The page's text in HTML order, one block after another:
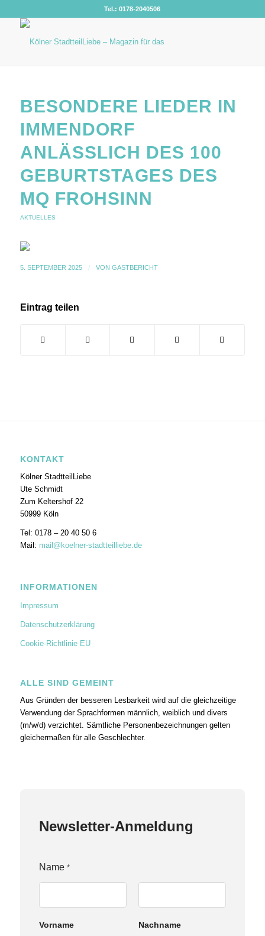
Tel.: 0178-2040506
BESONDERE LIEDER IN
IMMENDORF
ANLÄSSLICH DES 100
GEBURTSTAGES DES
MQ FROHSINN
AKTUELLES
5. SEPTEMBER 2025 / VON GASTBERICHT
Eintrag teilen
KONTAKT
Kölner StadtteilLiebe
Ute Schmidt
Zum Keltershof 22
50999 Köln
Tel: 0178 – 20 40 50 6
Mail: mail@koelner-stadtteilliebe.de
INFORMATIONEN
Impressum
Datenschutzerklärung
Cookie-Richtlinie EU
ALLE SIND GEMEINT
Aus Gründen der besseren Lesbarkeit wird auf die gleichzeitige
Verwendung der Sprachformen männlich, weiblich und divers
(m/w/d) verzichtet. Sämtliche Personenbezeichnungen gelten
gleichermaßen für alle Geschlechter.
Newsletter-Anmeldung
N
E
m
a
Name *
Vorname Nachname